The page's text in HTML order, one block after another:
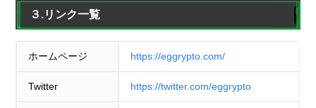
３.リンク一覧
ホームページ https://eggrypto.com/
Twitter https://twitter.com/eggrypto